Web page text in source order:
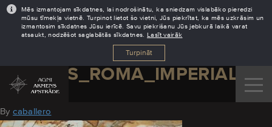
Mēs izmantojam sīkdatnes, lai nodrošinātu, ka sniedzam vislabāko pieredzi
mūsu tīmekļa vietnē. Turpinot lietot šo vietni, Jūs piekrītat, ka mēs uzkrāsim un
izmantosim sīkdatnes Jūsu ierīcē. Savu piekrišanu Jūs jebkurā laikā varat
atsaukt, nodzēšot saglabātās sīkdatnes. Lasīt vairāk
Turpināt
GRANITS_ROMA_IMPERIALE
February 1, 2019
Bycaballero